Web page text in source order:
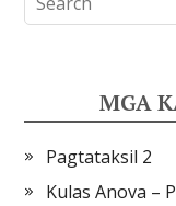
MGA
Pagtataksil 2
Kulas Anova –